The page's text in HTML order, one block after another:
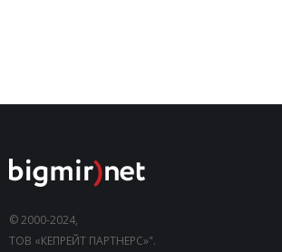
© 2000-2024,
ТОВ «КЕПРЕЙТ ПАРТНЕРС»".